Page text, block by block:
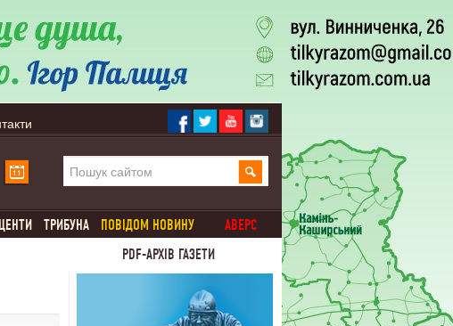
ТРИБУНА ПОВІДОМ НОВИНУ
АВЕРС
PDF-АРХІВ ГАЗЕТИ